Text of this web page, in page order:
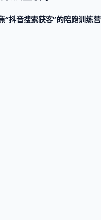
“抖音搜索获客”的陪跑训练营